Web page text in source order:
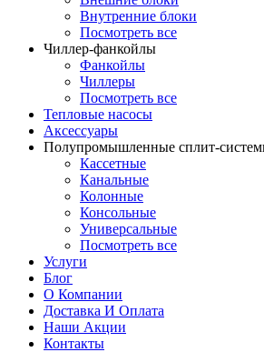
Внутренние блоки
Посмотреть все
Чиллер-фанкойлы
Фанкойлы
Чиллеры
Посмотреть все
Тепловые насосы
Аксессуары
Полупромышленные сплит-
Кассетные
Канальные
Колонные
Консольные
Универсальные
Посмотреть все
Услуги
Блог
О Компании
Доставка И Оплата
Наши Акции
Контакты